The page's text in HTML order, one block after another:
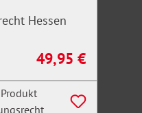
Hessen
Regulärer Preis:
49,95 €